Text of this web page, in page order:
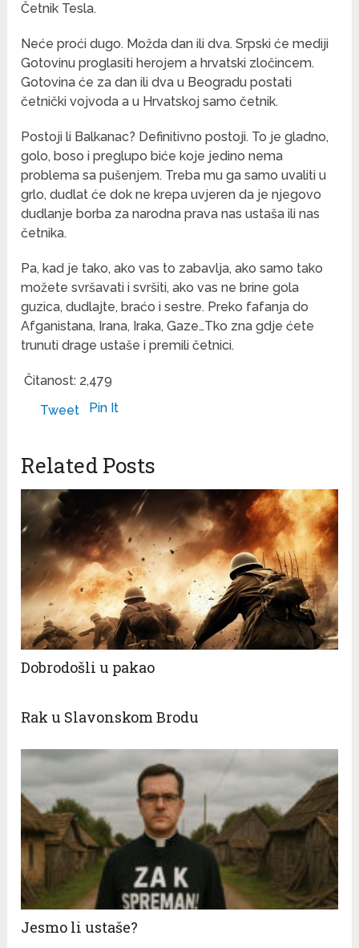
Četnik Tesla.
Neće proći dugo. Možda dan ili dva. Srpski će mediji
Gotovinu proglasiti herojem a hrvatski zločincem.
Gotovina će za dan ili dva u Beogradu postati
četnički vojvoda a u Hrvatskoj samo četnik.
Postoji li Balkanac? Definitivno postoji. To je gladno,
golo, boso i preglupo biće koje jedino nema
problema sa pušenjem. Treba mu ga samo uvaliti u
grlo, dudlat će dok ne krepa uvjeren da je njegovo
dudlanje borba za narodna prava nas ustaša ili nas
četnika.
Pa, kad je tako, ako vas to zabavlja, ako samo tako
možete svršavati i svršiti, ako vas ne brine gola
guzica, dudlajte, braćo i sestre. Preko fafanja do
Afganistana, Irana, Iraka, Gaze…Tko zna gdje ćete
trunuti drage ustaše i premili četnici.
Čitanost: 2,479
Tweet
Pin It
Related Posts
Dobrodošli u pakao
Rak u Slavonskom Brodu
Jesmo li ustaše?